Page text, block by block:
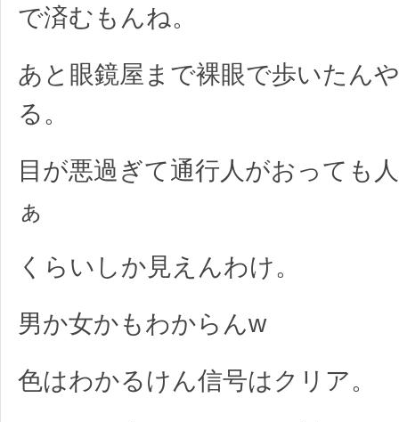
で済むもんね。
あと眼鏡屋まで裸眼で歩いたん
る。
目が悪過ぎて通行人がおっても
ぁ
くらいしか見えんわけ。
男か女かもわからんw
色はわかるけん信号はクリア。